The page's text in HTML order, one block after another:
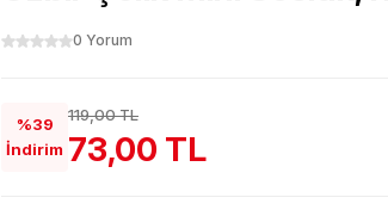
0 Yorum
%39
İndirim
119,00 TL
73,00 TL